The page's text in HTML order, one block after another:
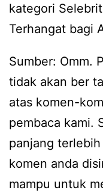
kategori
Terhangat bagi
Sumber: Omm.
tidak akan ber
atas komen-
pembaca kami.
panjang
komen anda
mampu untuk